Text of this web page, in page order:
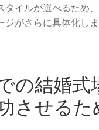
タイルが選べるため
ジがさらに具体化しま
の結婚式
させるた